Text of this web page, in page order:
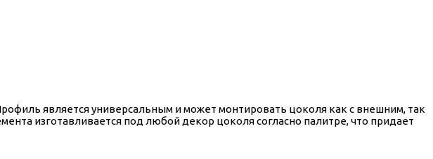
является универсальным и может монтировать цоколя как с внешним, так
изготавливается под любой декор цоколя согласно палитре, что придает